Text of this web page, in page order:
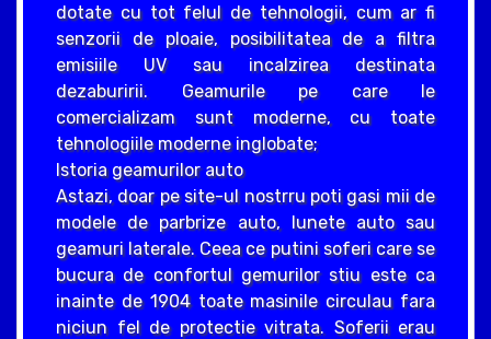
dotate cu tot felul de tehnologii, cum ar fi
senzorii de ploaie, posibilitatea de a filtra
emisiile UV sau incalzirea destinata
dezaburirii. Geamurile pe care le
comercializam sunt moderne, cu toate
tehnologiile moderne inglobate;
Istoria geamurilor auto
Astazi, doar pe site-ul nostrru poti gasi mii de
modele de parbrize auto, lunete auto sau
geamuri laterale. Ceea ce putini soferi care se
bucura de confortul gemurilor stiu este ca
inainte de 1904 toate masinile circulau fara
niciun fel de protectie vitrata. Soferii erau